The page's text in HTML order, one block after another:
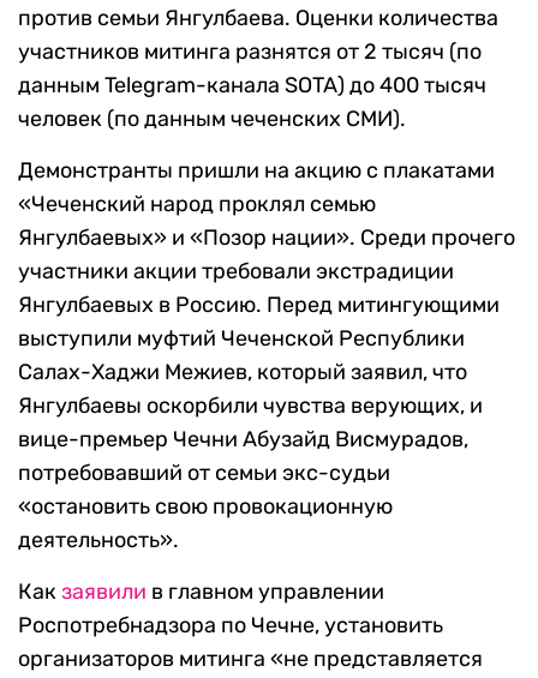
против семьи Янгулбаева. Оценки количества
участников митинга разнятся от 2 тысяч (по
данным Telegram-канала SOTA) до 400 тысяч
человек (по данным чеченских СМИ).
Демонстранты пришли на акцию с плакатами
«Чеченский народ проклял семью
Янгулбаевых» и «Позор нации». Среди прочего
участники акции требовали экстрадиции
Янгулбаевых в Россию. Перед митингующими
выступили муфтий Чеченской Республики
Салах-Хаджи Межиев, который заявил, что
Янгулбаевы оскорбили чувства верующих, и
вице-премьер Чечни Абузайд Висмурадов,
потребовавший от семьи экс-судьи
«остановить свою провокационную
деятельность».
Какзаявили в главном управлении
Роспотребнадзора по Чечне, установить
организаторов митинга «не представляется